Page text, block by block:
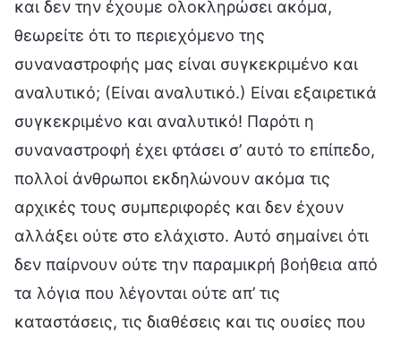
και δεν την έχουμε ολοκληρώσει ακόμα,
θεωρείτε ότι το περιεχόμενο της
συναναστροφής μας είναι συγκεκριμένο και
αναλυτικό; (Είναι αναλυτικό.) Είναι εξαιρετικά
συγκεκριμένο και αναλυτικό! Παρότι η
συναναστροφή έχει φτάσει σ’ αυτό το επίπεδο,
πολλοί άνθρωποι εκδηλώνουν ακόμα τις
αρχικές τους συμπεριφορές και δεν έχουν
αλλάξει ούτε στο ελάχιστο. Αυτό σημαίνει ότι
δεν παίρνουν ούτε την παραμικρή βοήθεια από
τα λόγια που λέγονται ούτε απ’ τις
καταστάσεις, τις διαθέσεις και τις ουσίες που